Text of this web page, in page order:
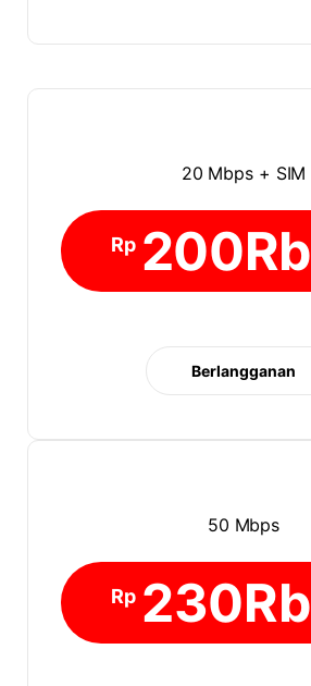
20 Mbps + SIM
Rp 200Rb
Berlangganan
50 Mbps
Rp 230Rb